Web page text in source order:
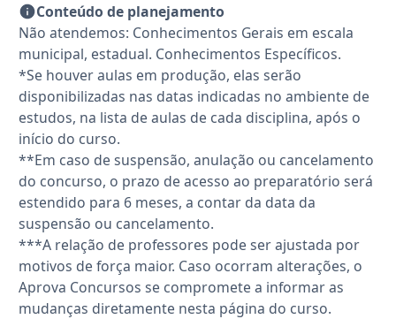
Conteúdo de planejamento
Não atendemos: Conhecimentos Gerais em escala
municipal, estadual. Conhecimentos Específicos.
*Se houver aulas em produção, elas serão
disponibilizadas nas datas indicadas no ambiente de
estudos, na lista de aulas de cada disciplina, após o
início do curso.
**Em caso de suspensão, anulação ou cancelamento
do concurso, o prazo de acesso ao preparatório será
estendido para 6 meses, a contar da data da
suspensão ou cancelamento.
***A relação de professores pode ser ajustada por
motivos de força maior. Caso ocorram alterações, o
Aprova Concursos se compromete a informar as
mudanças diretamente nesta página do curso.